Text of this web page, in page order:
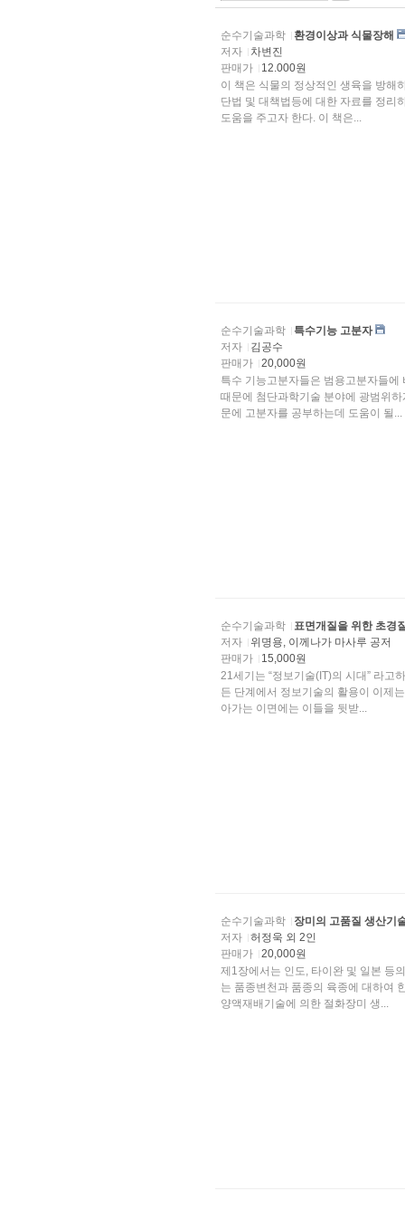
순수기술과학
환경이상과 식물장해
저자
차변진
판매가
12.000원
이 책은 식물의 정상적인 생육을 방해
단법 및 대책법등에 대한 자료를 정리하여 식물보호를 공부하는 학생들 및 관련분야 종사자들에게
도움을 주고자 한다. 이 책은...
순수기술과학
특수기능 고분자
저자
김공수
판매가
20,000원
특수 기능고분자들은 범용고분자들
때문에 첨단과학기술 분야에 광범위하게 활용되고 있다. 이와 같이 특수 기능 고분자의 중요성 때
문에 고분자를 공부하는데 도움이 될...
순수기술과학
표면개질을 위한 초경
저자
위명용, 이께나가 마사루 공저
판매가
15,000원
21세기는 “정보기술(IT)의 시대” 라고하여, 각 산업계에서는 연구개발, 생산, 판매 등 기업활동의 모
든 단계에서 정보기술의 활용이 이제는 필수불가결한 것이 되었다. 산
아가는 이면에는 이들을 뒷받...
순수기술과학
장미의 고품질 생산기
저자
허정욱 외 2인
판매가
20,000원
제1장에서는 인도, 타이완 및 일본 등
는 품종변천과 품종의 육종에 대하여 한국과 일본의 상황에 대하여 비교, 분석하였다. 제3장에서는
양액재배기술에 의한 절화장미 생...